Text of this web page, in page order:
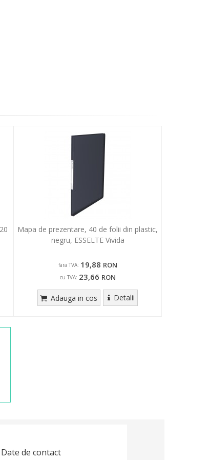
Mapa de prezentare, 40 de folii din plastic,
negru, ESSELTE Vivida
fara TVA: 19,88 RON
cu TVA: 23,66 RON
Adauga in cos Detalii
Date de contact